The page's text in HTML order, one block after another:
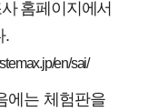
홈페이지에서
.
en/sai/
에는 체험판을